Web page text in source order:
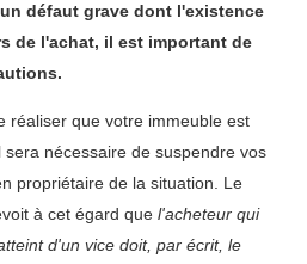
défaut grave dont l'existence
de l'achat, il est important de
réaliser que votre immeuble est
nécessaire de suspendre vos
propriétaire de la situation. Le
à cet égard que l'acheteur qui
d'un vice doit, par écrit, le